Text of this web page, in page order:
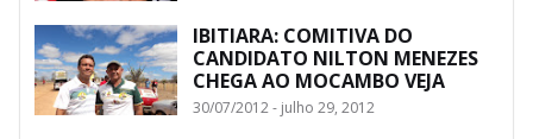
IBITIARA: COMITIVA DO
CANDIDATO NILTON MENEZES
CHEGA AO MOCAMBO VEJA
30/07/2012 - julho 29, 2012